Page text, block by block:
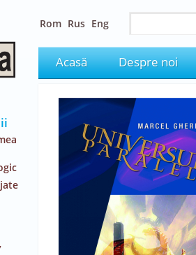
Rom Rus Eng
Acasă Despre noi